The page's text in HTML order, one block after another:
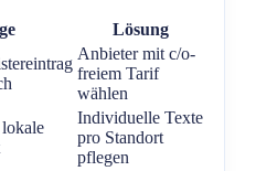
Lösung
Anbieter mit c/o-
freiem Tarif
wählen
lokale
Individuelle Texte
pro Standort
pflegen